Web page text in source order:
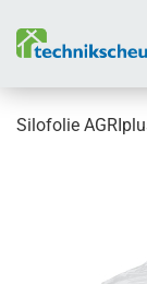
Silofolie